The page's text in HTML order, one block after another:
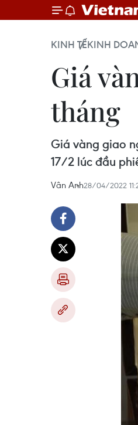
KINH TẾKINH
Giá
tháng
Giá vàng giao
17/2 lúc đầu
Vân Anh28/04/2022